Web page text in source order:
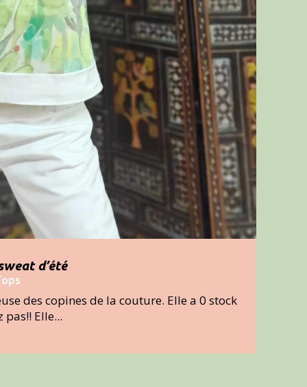
d’été
des copines de la couture. Elle a 0 stock
pas!! Elle...